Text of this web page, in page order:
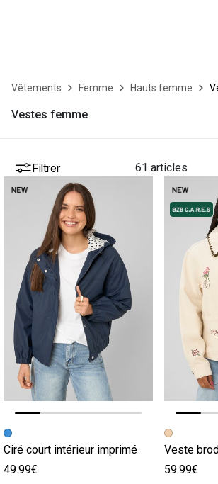
Vêtements Femme Hauts femme
Vestes femme
Filtrer 61 articles
Image précédente
Image suivante
Ciré court intérieur imprimé
49.99€
Image
Image
Veste
59.99€